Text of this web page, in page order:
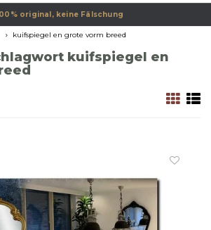
original, keine Fälschung
kuifspiegel en grote vorm breed
kuifspiegel en